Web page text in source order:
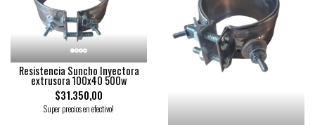
Resistencia Suncho Inyectora
extrusora 100x40 500w
$31.350,00
Super precios en efectivo!